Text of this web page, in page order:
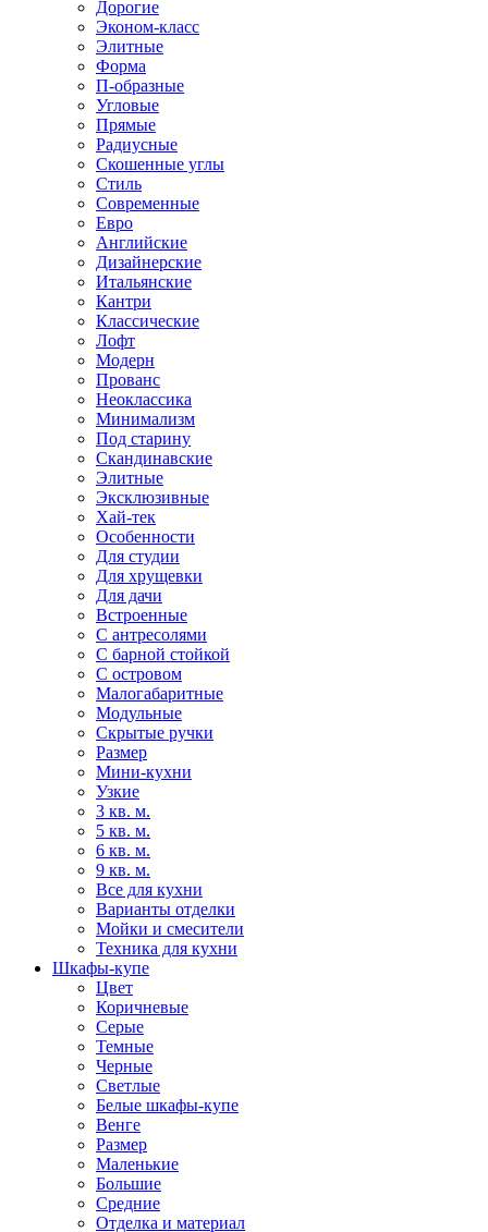
Дорогие
Эконом-класс
Элитные
Форма
П-образные
Угловые
Прямые
Радиусные
Скошенные углы
Стиль
Современные
Евро
Английские
Дизайнерские
Итальянские
Кантри
Классические
Лофт
Модерн
Прованс
Неоклассика
Минимализм
Под старину
Скандинавские
Элитные
Эксклюзивные
Хай-тек
Особенности
Для студии
Для хрущевки
Для дачи
Встроенные
С антресолями
С барной стойкой
С островом
Малогабаритные
Модульные
Скрытые ручки
Размер
Мини-кухни
Узкие
3 кв. м.
5 кв. м.
6 кв. м.
9 кв. м.
Все для кухни
Варианты отделки
Мойки и смесители
Техника для кухни
Шкафы-купе
Цвет
Коричневые
Серые
Темные
Черные
Светлые
Белые шкафы-купе
Венге
Размер
Маленькие
Большие
Средние
Отделка и материал